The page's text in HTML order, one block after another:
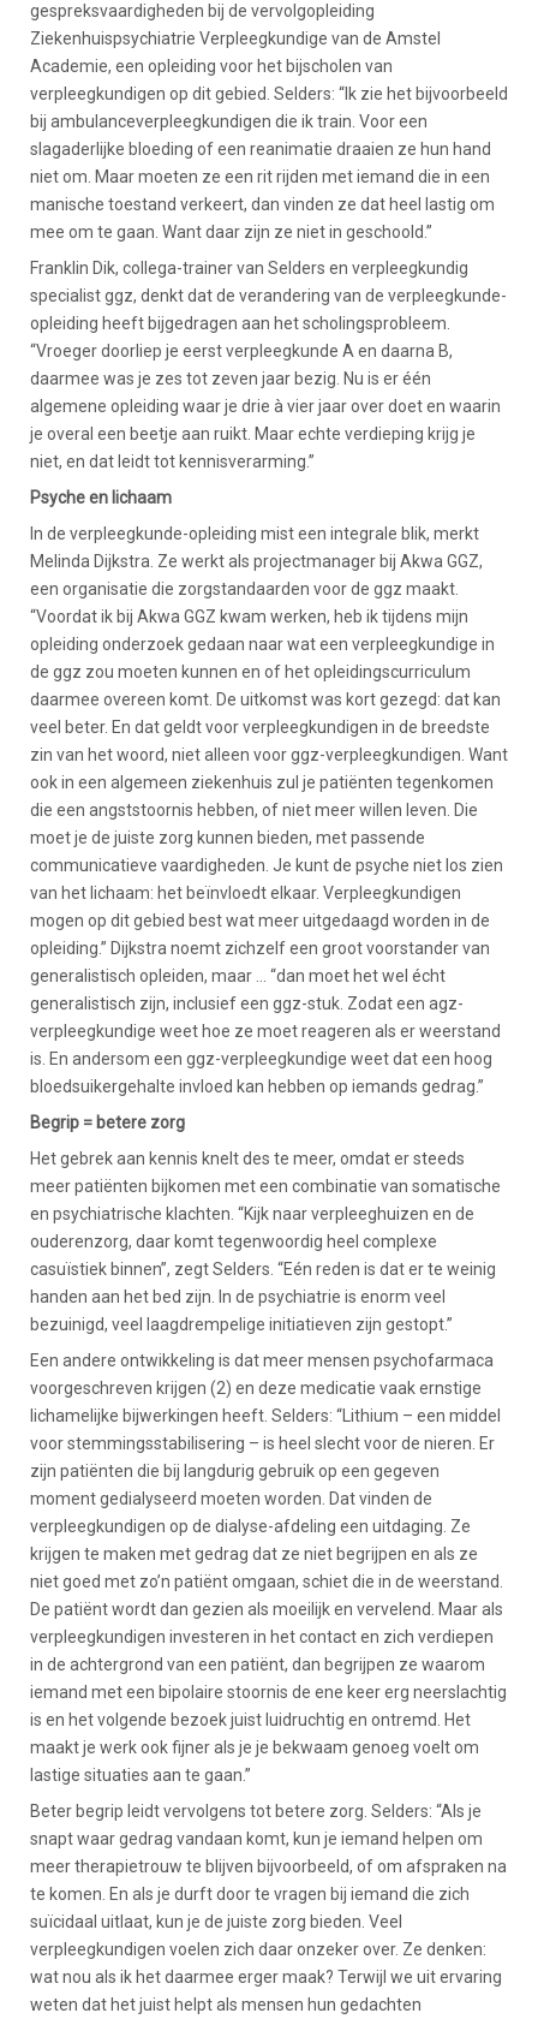
gespreksvaardigheden bij de vervolgopleiding
Ziekenhuispsychiatrie Verpleegkundige van de Amstel
Academie, een opleiding voor het bijscholen van
verpleegkundigen op dit gebied. Selders: “Ik zie het bijvoorbeeld
bij ambulanceverpleegkundigen die ik train. Voor een
slagaderlijke bloeding of een reanimatie draaien ze hun hand
niet om. Maar moeten ze een rit rijden met iemand die in een
manische toestand verkeert, dan vinden ze dat heel lastig om
mee om te gaan. Want daar zijn ze niet in geschoold.”
Franklin Dik, collega-trainer van Selders en verpleegkundig
specialist ggz, denkt dat de verandering van de verpleegkunde-
opleiding heeft bijgedragen aan het scholingsprobleem.
“Vroeger doorliep je eerst verpleegkunde A en daarna B,
daarmee was je zes tot zeven jaar bezig. Nu is er één
algemene opleiding waar je drie à vier jaar over doet en waarin
je overal een beetje aan ruikt. Maar echte verdieping krijg je
niet, en dat leidt tot kennisverarming.”
Psyche en lichaam
In de verpleegkunde-opleiding mist een integrale blik, merkt
Melinda Dijkstra. Ze werkt als projectmanager bij Akwa GGZ,
een organisatie die zorgstandaarden voor de ggz maakt.
“Voordat ik bij Akwa GGZ kwam werken, heb ik tijdens mijn
opleiding onderzoek gedaan naar wat een verpleegkundige in
de ggz zou moeten kunnen en of het opleidingscurriculum
daarmee overeen komt. De uitkomst was kort gezegd: dat kan
veel beter. En dat geldt voor verpleegkundigen in de breedste
zin van het woord, niet alleen voor ggz-verpleegkundigen. Want
ook in een algemeen ziekenhuis zul je patiënten tegenkomen
die een angststoornis hebben, of niet meer willen leven. Die
moet je de juiste zorg kunnen bieden, met passende
communicatieve vaardigheden. Je kunt de psyche niet los zien
van het lichaam: het beïnvloedt elkaar. Verpleegkundigen
mogen op dit gebied best wat meer uitgedaagd worden in de
opleiding.” Dijkstra noemt zichzelf een groot voorstander van
generalistisch opleiden, maar ... “dan moet het wel écht
generalistisch zijn, inclusief een ggz-stuk. Zodat een agz-
verpleegkundige weet hoe ze moet reageren als er weerstand
is. En andersom een ggz-verpleegkundige weet dat een hoog
bloedsuikergehalte invloed kan hebben op iemands gedrag.”
Begrip = betere zorg
Het gebrek aan kennis knelt des te meer, omdat er steeds
meer patiënten bijkomen met een combinatie van somatische
en psychiatrische klachten. “Kijk naar verpleeghuizen en de
ouderenzorg, daar komt tegenwoordig heel complexe
casuïstiek binnen”, zegt Selders. “Eén reden is dat er te weinig
handen aan het bed zijn. In de psychiatrie is enorm veel
bezuinigd, veel laagdrempelige initiatieven zijn gestopt.”
Een andere ontwikkeling is dat meer mensen psychofarmaca
voorgeschreven krijgen (2) en deze medicatie vaak ernstige
lichamelijke bijwerkingen heeft. Selders: “Lithium – een middel
voor stemmingsstabilisering – is heel slecht voor de nieren. Er
zijn patiënten die bij langdurig gebruik op een gegeven
moment gedialyseerd moeten worden. Dat vinden de
verpleegkundigen op de dialyse-afdeling een uitdaging. Ze
krijgen te maken met gedrag dat ze niet begrijpen en als ze
niet goed met zo’n patiënt omgaan, schiet die in de weerstand.
De patiënt wordt dan gezien als moeilijk en vervelend. Maar als
verpleegkundigen investeren in het contact en zich verdiepen
in de achtergrond van een patiënt, dan begrijpen ze waarom
iemand met een bipolaire stoornis de ene keer erg neerslachtig
is en het volgende bezoek juist luidruchtig en ontremd. Het
maakt je werk ook fijner als je je bekwaam genoeg voelt om
lastige situaties aan te gaan.”
Beter begrip leidt vervolgens tot betere zorg. Selders: “Als je
snapt waar gedrag vandaan komt, kun je iemand helpen om
meer therapietrouw te blijven bijvoorbeeld, of om afspraken na
te komen. En als je durft door te vragen bij iemand die zich
suïcidaal uitlaat, kun je de juiste zorg bieden. Veel
verpleegkundigen voelen zich daar onzeker over. Ze denken:
wat nou als ik het daarmee erger maak? Terwijl we uit ervaring
weten dat het juist helpt als mensen hun gedachten